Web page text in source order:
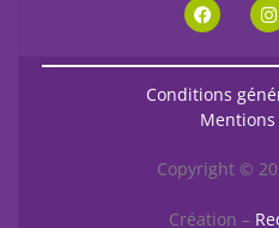
Conditions
Mentions
Copyright ©
Création –